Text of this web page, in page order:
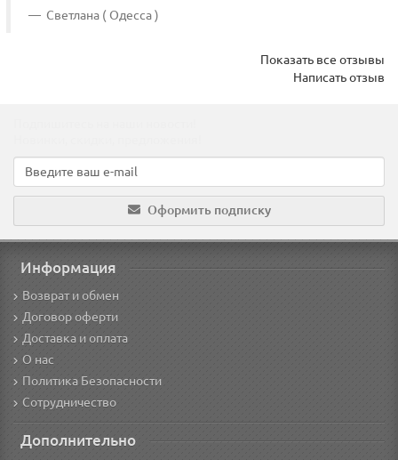
Светлана ( Одесса )
Показать все отзывы
Написать отзыв
Оформить подписку
Информация
Возврат и обмен
Договор оферти
Доставка и оплата
О нас
Политика Безопасности
Сотрудничество
Дополнительно